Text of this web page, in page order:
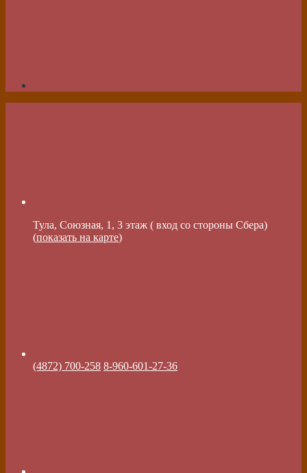
Тула, Союзная, 1, 3 этаж ( вход со стороны Сбера)
(показать на карте)
(4872) 700-258 8-960-601-27-36